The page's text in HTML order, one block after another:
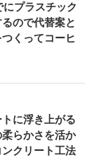
にプラスチック
ので代替案と
くってコーヒ
に浮き上がる
らかさを活か
クリート工法